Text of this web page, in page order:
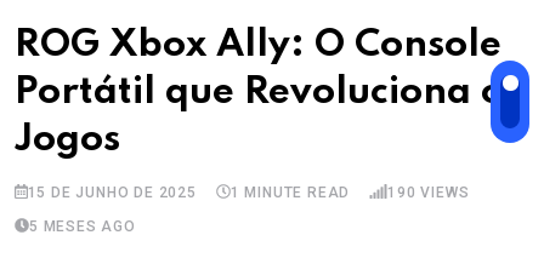
ROG Xbox Ally: O Console
Portátil que Revoluciona os
Jogos
15 DE JUNHO DE 2025 1 MINUTE READ 190 VIEWS
5 MESES AGO